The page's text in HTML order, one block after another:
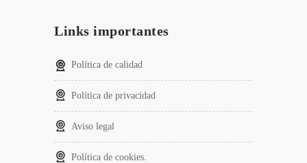
Links importantes
Política de calidad
Política de privacidad
Aviso legal
Política de cookies.